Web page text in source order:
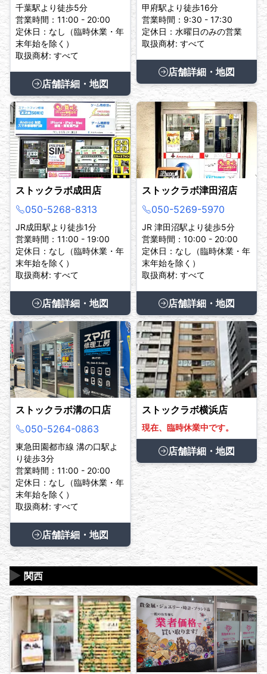
千葉駅より徒歩5分
営業時間：11:00 - 20:00
定休日：なし（臨時休業・年
末年始を除く）
取扱商材: すべて
店舗詳細・地図
甲府駅より徒歩16分
営業時間：9:30 - 17:30
定休日：水曜日のみの営業
取扱商材: すべて
店舗詳細・地図
ストックラボ成田店
050-5268-8313
JR成田駅より徒歩1分
営業時間：11:00 - 19:00
定休日：なし（臨時休業・年
末年始を除く）
取扱商材: すべて
店舗詳細・地図
ストックラボ津田沼店
050-5269-5970
JR 津田沼駅より徒歩5分
営業時間：10:00 - 20:00
定休日：なし（臨時休業・年
末年始を除く）
取扱商材: すべて
店舗詳細・地図
ストックラボ溝の口店
050-5264-0863
東急田園都市線 溝の口駅よ
り徒歩3分
営業時間：11:00 - 20:00
定休日：なし（臨時休業・年
末年始を除く）
取扱商材: すべて
店舗詳細・地図
ストックラボ横浜店
現在、臨時休業中です。
店舗詳細・地図
関西
▶